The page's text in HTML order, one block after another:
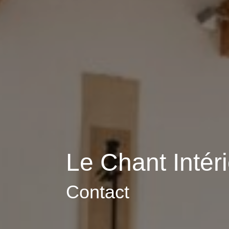
Le Chant
Contact